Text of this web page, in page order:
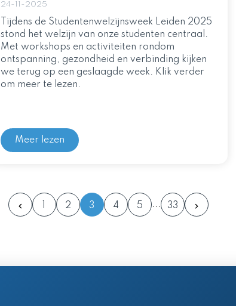
24-11-2025
Tijdens de Studentenwelzijnsweek Leiden 2025
stond het welzijn van onze studenten centraal.
Met workshops en activiteiten rondom
ontspanning, gezondheid en verbinding kijken
we terug op een geslaagde week. Klik verder
om meer te lezen.
Meer lezen
1 2 3 4 5 33